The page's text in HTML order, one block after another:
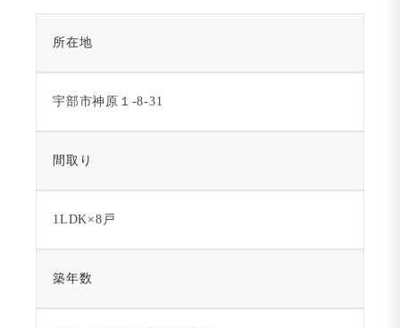
所在地
宇部市神原１-8-31
間取り
1LDK×8戸
築年数